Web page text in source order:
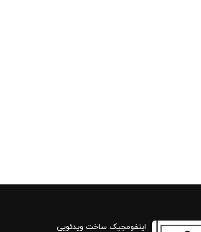
اینفومجیک ساخت ویدئویی